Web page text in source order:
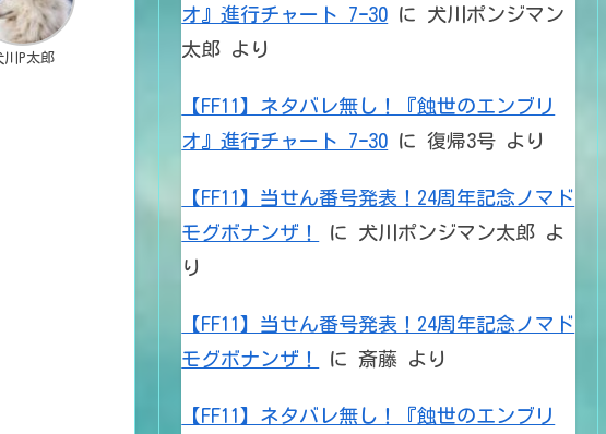
川P太郎
オ』進行チャート 7ｰ30 に 犬川ポンジマン
太郎 より
【FF11】ネタバレ無し！『蝕世のエンブリ
オ』進行チャート 7ｰ30 に復帰3号 より
【FF11】当せん番号発表！24周年記念ノマド
モグボナンザ！
に 犬川ポンジマン太郎 よ
り
【FF11】当せん番号発表！24周年記念ノマド
モグボナンザ！
に斎藤 より
【FF11】ネタバレ無し！『蝕世のエンブリ